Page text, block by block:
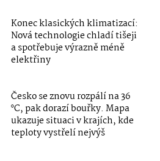
Konec klasických klimatizací:
Nová technologie chladí tišeji
a spotřebuje výrazně méně
elektřiny
Česko se znovu rozpálí na 36
°C, pak dorazí bouřky. Mapa
ukazuje situaci v krajích, kde
teploty vystřelí nejvýš